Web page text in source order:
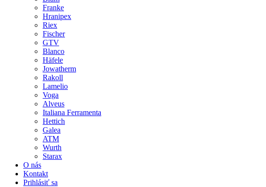
Franke
Hranipex
Riex
Fischer
GTV
Blanco
Häfele
Jowatherm
Rakoll
Lamelio
Voga
Alveus
Italiana Ferramenta
Hettich
Galea
ATM
Wurth
Starax
O nás
Kontakt
Prihlásiť sa